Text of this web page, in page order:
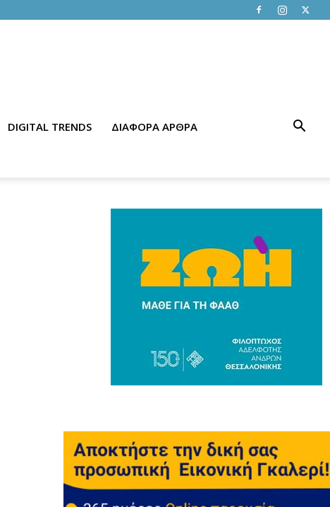
DIGITAL TRENDS ΔΙΑΦΟΡΑ ΑΡΘΡΑ